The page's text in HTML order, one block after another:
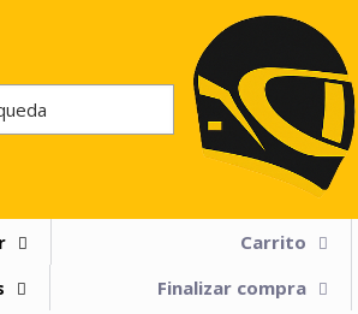
Carrito
Finalizar compra